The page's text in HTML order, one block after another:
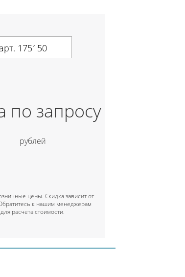
арт. 175150
по запросу
рублей
цены. Скидка зависит от
к нашим менеджерам
для расчета стоимости.